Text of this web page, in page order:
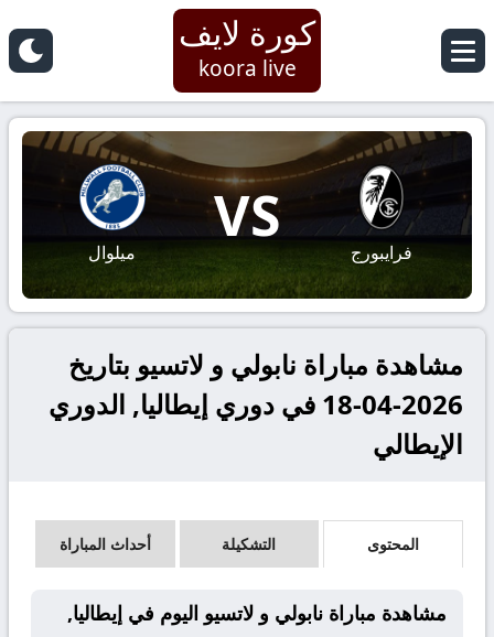
كورة لايف
koora live
فرايبورج
VS
ميلوال
مشاهدة مباراة نابولي و لاتسيو بتاريخ
2026-04-18 في دوري إيطاليا, الدوري
الإيطالي
المحتوى التشكيلة أحداث المباراة
مشاهدة مباراة نابولي و لاتسيو اليوم في إيطاليا,